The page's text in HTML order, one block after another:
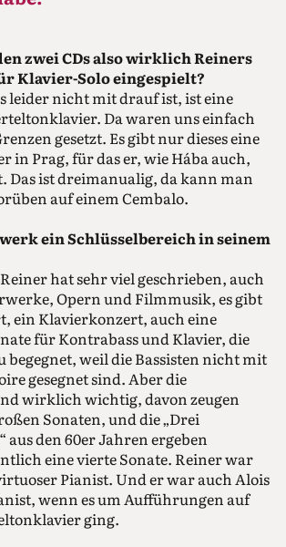
zwei CDs also wirklich Reiners
Klavier-Solo eingespielt?
leider nicht mit drauf ist, ist eine
Da waren uns einfach
gesetzt. Es gibt nur dieses eine
in Prag, für das er, wie Hába auch,
Das ist dreimanualig, da kann man
auf einem Cembalo.
ein Schlüssel­bereich in seinem
hat sehr viel geschrieben, auch
Opern und Filmmusik, es gibt
ein Klavierkonzert, auch eine
für Kontrabass und Klavier, die
begegnet, weil die Bassisten nicht mit
gesegnet sind. Aber die
wirklich wichtig, davon zeugen
Sonaten, und die „Drei
aus den 60er Jahren ergeben
eine vierte Sonate. Reiner war
Pianist. Und er war auch Alois
wenn es um Aufführungen auf
ging.